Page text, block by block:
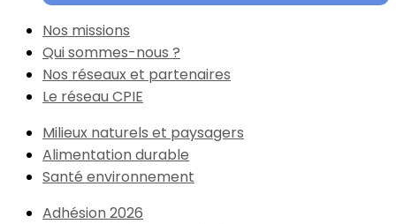
Nos missions
Qui sommes-nous ?
Nos réseaux et partenaires
Le réseau CPIE
Milieux naturels et paysagers
Alimentation durable
Santé environnement
Adhésion 2026